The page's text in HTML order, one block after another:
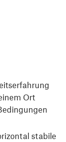
Ort
stabile